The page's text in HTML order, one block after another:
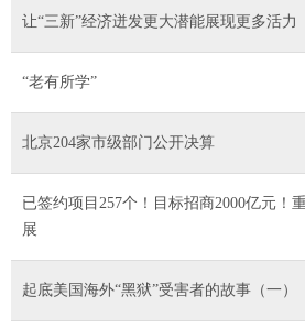
让“三新”经济迸发更大潜能展现更多活力
“老有所学”
北京204家市级部门公开决算
已签约项目257个！目标招商2000亿元！
展
起底美国海外“黑狱”受害者的故事（一）